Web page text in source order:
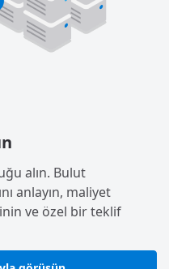
alın. Bulut
anlayın, maliyet
ve özel bir teklif